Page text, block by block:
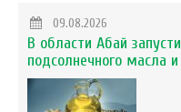
09.08.2026
В области Абай
подсолнечного масла